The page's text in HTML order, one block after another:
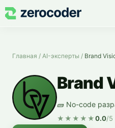
Главная / AI-эксперты / Brand
Brand
🧱 No-code
★★★★★0.0/5